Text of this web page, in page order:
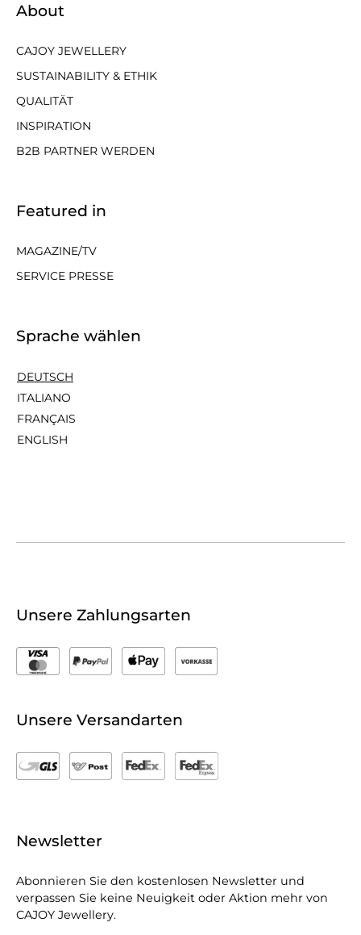
About
CAJOY JEWELLERY
SUSTAINABILITY & ETHIK
QUALITÄT
INSPIRATION
B2B PARTNER WERDEN
Featured in
MAGAZINE/TV
SERVICE PRESSE
Sprache wählen
DEUTSCH
ITALIANO
FRANÇAIS
ENGLISH
Unsere Zahlungsarten
Unsere Versandarten
Newsletter
Abonnieren Sie den kostenlosen Newsletter und
verpassen Sie keine Neuigkeit oder Aktion mehr von
CAJOY Jewellery.